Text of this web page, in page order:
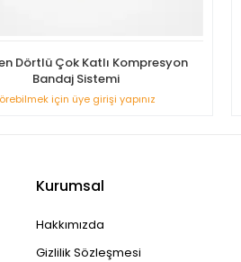
Dörtlü Çok Katlı Kompresyon
Bandaj Sistemi
için üye girişi yapınız
Kurumsal
Hakkımızda
Gizlilik Sözleşmesi